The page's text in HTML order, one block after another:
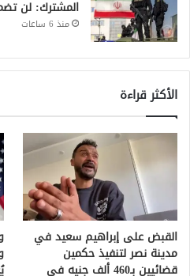
المشترك: لن
منذ 6 ساعات
الأكثر قراءة
القبض على إبراهيم سعيد في
مدينة نصر لتنفيذ حكمين
قضائيين بـ460 ألف جنيه في